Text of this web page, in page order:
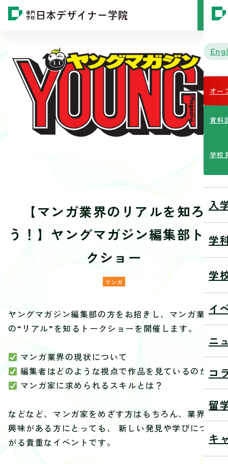
MENU
オー
資料
学校
入
学
学
イ
ニ
コ
留
キ
【マンガ業界のリアルを知ろ
う！】ヤングマガジン編集部トー
クショー
マンガ
ヤングマガジン編集部の方をお招きし、マンガ業界
の“リアル”を知るトークショーを開催します。
マンガ業界の現状について
編集者はどのような視点で作品を見ているのか?
マンガ家に求められるスキルとは？
などなど、マンガ家をめざす方はもちろん、業界に
興味がある方にとっても、 新しい発見や学びにつな
がる貴重なイベントです。